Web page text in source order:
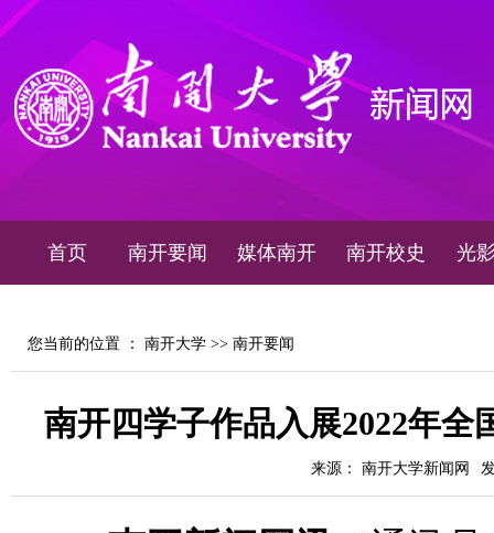
首页 南开要闻 媒体南开 南开校史 光
您当前的位置 ： 南开大学 >> 南开要闻
南开四学子作品入展2022年
来源： 南开大学新闻网